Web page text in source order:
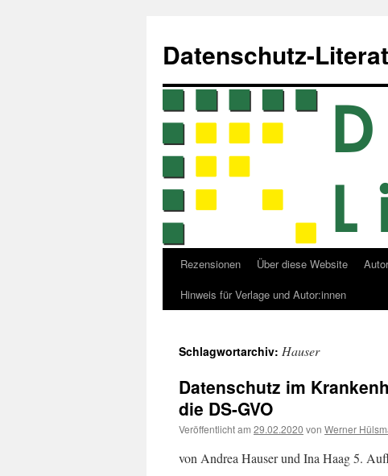
springen
Datenschutz-
Rezensionen Über diese Website
Hinweis für Verlage und Autor:innen
Schlagwortarchiv: Hauser
Datenschutz im
die DS-GVO
Veröffentlicht am 29.02.2020 von Werner
von Andrea Hauser und Ina Haag 5.